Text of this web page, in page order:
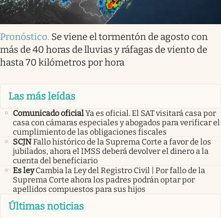
Pronóstico. Se viene el tormentón de agosto con
más de 40 horas de lluvias y ráfagas de viento de
hasta 70 kilómetros por hora
Las más leídas
Comunicado oficialYa es oficial. El SAT visitará casa por
casa con cámaras especiales y abogados para verificar el
cumplimiento de las obligaciones fiscales
SCJNFallo histórico de la Suprema Corte a favor de los
jubilados, ahora el IMSS deberá devolver el dinero a la
cuenta del beneficiario
Es ley Cambia la Ley del Registro Civil | Por fallo de la
Suprema Corte ahora los padres podrán optar por
apellidos compuestos para sus hijos
Últimas noticias